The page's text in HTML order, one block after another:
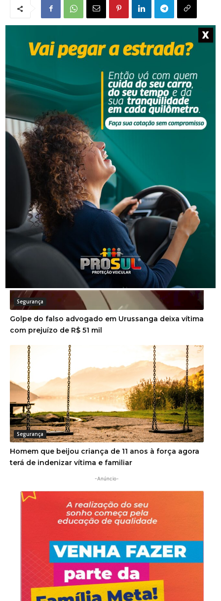
NOTÍCIAS RELACIONADAS
Segurança
Homem é preso por descumprir medida protetiva
em Urussanga
Segurança
Golpe do falso advogado em Urussanga deixa vítima
com prejuízo de R$ 51 mil
Segurança
Homem que beijou criança de 11 anos à força agora
terá de indenizar vítima e familiar
-Anúncio-
X